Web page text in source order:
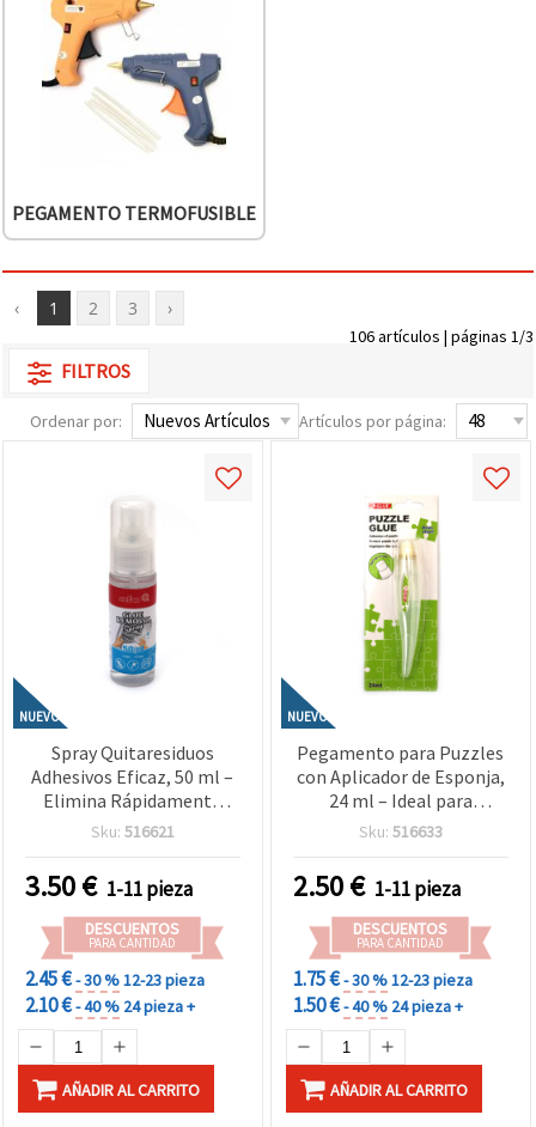
PEGAMENTO TERMOFUSIBLE
‹ 1 2 3 ›
106 artículos | páginas 1/3
FILTROS
Ordenar por: Artículos por página:
NUEVO
Spray Quitaresiduos
Adhesivos Eficaz, 50 ml –
Elimina Rápidamente
Marcas Pegajosas,
Pegamento en Varias
Superficies
Sku: 516621
3.50€ 1-11 pieza
DESCUENTOS
PARA CANTIDAD
2.45 €- 30 %12-23 pieza
2.10 €- 40 % 24 pieza +
AÑADIR AL CARRITO
NUEVO
Pegamento para Puzzles
con Aplicador de Esponja,
24 ml – Ideal para
Conservar, Sellar y
Terminados
Sku: 516633
2.50€ 1-11 pieza
DESCUENTOS
PARA CANTIDAD
1.75 €- 30 %12-23 pieza
1.50 €- 40 % 24 pieza +
AÑADIR AL CARRITO